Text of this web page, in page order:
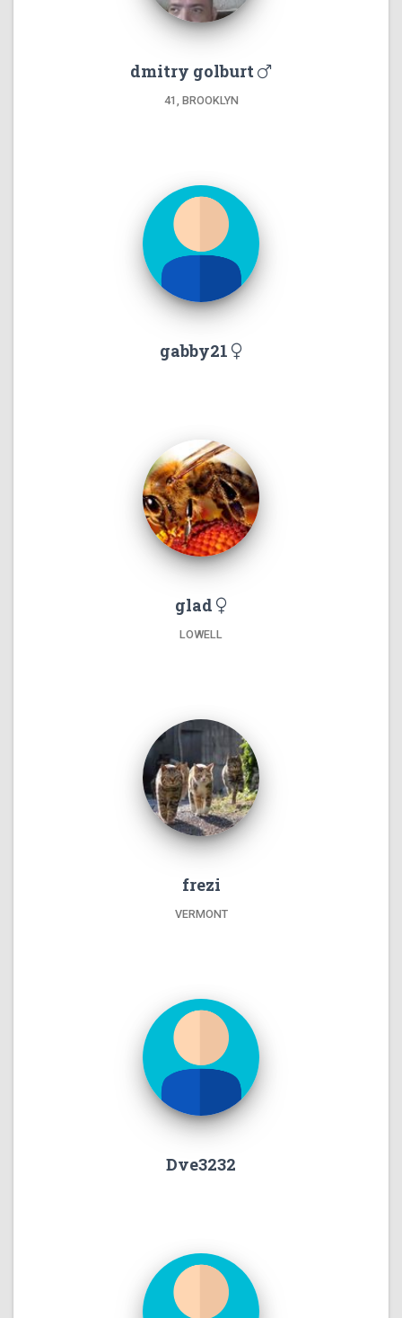
dmitry golburt
41, BROOKLYN
gabby21
glad
LOWELL
frezi
VERMONT
Dve3232